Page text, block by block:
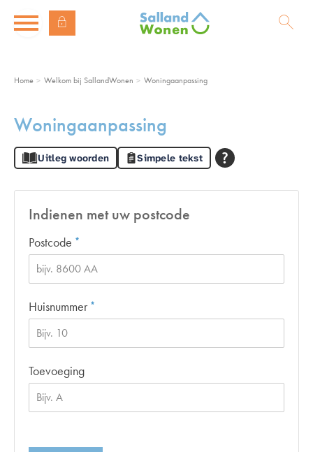
Naar de homepage
Ga naar Hoofd
Home Welkom bij SallandWonen Woningaanpassing
Woningaanpassing
Uitleg woorden Simpele tekst
Indienen met uw postcode
Postcode *
Huisnummer *
Toevoeging